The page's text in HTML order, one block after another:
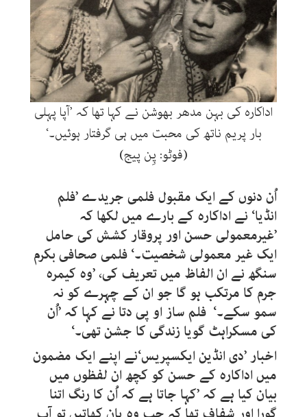
اداکارہ کی بہن مدھر بھوشن نے کہا تھا کہ ’آپا پہلی
بار پریم ناتھ کی محبت میں ہی گرفتار ہوئیں۔‘
(فوٹو: پِن پیج)
اُن دنوں کے ایک مقبول فلمی جریدے ’فلم
انڈیا‘ نے اداکارہ کے بارے میں لکھا کہ
’غیرمعمولی حسن اور پروقار کشش کی حامل
ایک غیر معمولی شخصیت۔‘ فلمی صحافی بکرم
سنگھ نے ان الفاظ میں تعریف کی، ’وہ کیمرہ
جرم کا مرتکب ہو گا جو ان کے چہرے کو نہ
سمو سکے۔‘ فلم ساز او پی دتا نے کہا کہ ’اُن
کی مسکراہٹ گویا زندگی کا جشن تھی۔‘
اخبار ’دی انڈین ایکسپریس‘نے اپنے ایک مضمون
میں اداکارہ کے حسن کو کچھ ان لفظوں میں
بیان کیا ہے کہ ’کہا جاتا ہے کہ اُن کا رنگ اتنا